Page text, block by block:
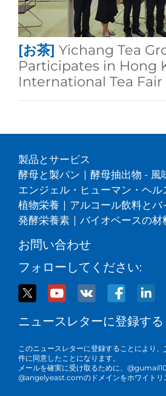
[お茶] Yichang Tea
Participates in Hong
International Tea Fair
製品とサービス
酵母と製パン | 酵母抽出物 - 風
エンジェル・ヒューマン・ヘル
植物栄養 | アルコール飲料とバ
発酵栄養素 | バイオベースの材
お問い合わせ
フォローしてください:
ニュースレターに登録する
このニュースレターに登録することにより、
件に同意したことになります。
メールを確実に受け取るために、
@angelyeast.comのドメインをホワイトリ